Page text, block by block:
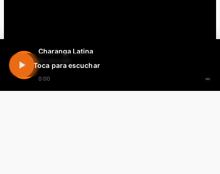
Charanga Latina
En vivo 24h
0:00 ∞
Toca para escuchar